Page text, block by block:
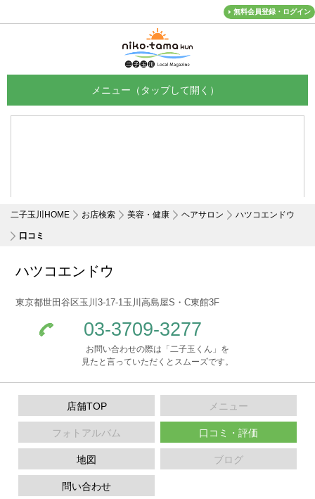
無料会員登録・ログイン
二子玉川HOME お店検索 美容・健康 ヘアサロン ハツコエンドウ
口コミ
ハツコエンドウ
東京都世田谷区玉川3-17-1玉川高島屋S・C東館3F
03-3709-3277
お問い合わせの際は「二子玉くん」を
見たと言っていただくとスムーズです。
店舗TOP メニュー
フォトアルバム 口コミ・評価
地図 ブログ
問い合わせ
メニュー